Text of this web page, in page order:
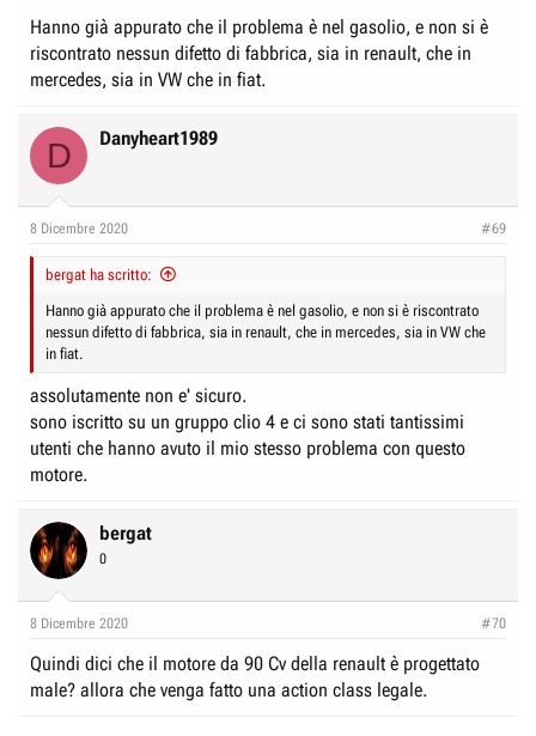
Hanno già appurato che il problema è nel gasolio, e non si è
riscontrato nessun difetto di fabbrica, sia in renault, che in
mercedes, sia in VW che in fiat.
D Danyheart1989
8 Dicembre 2020 #69
bergat ha scritto:
Hanno già appurato che il problema è nel gasolio, e non si è riscontrato
nessun difetto di fabbrica, sia in renault, che in mercedes, sia in VW che
in fiat.
assolutamente non e' sicuro.
sono iscritto su un gruppo clio 4 e ci sono stati tantissimi
utenti che hanno avuto il mio stesso problema con questo
motore.
bergat
0
8 Dicembre 2020 #70
Quindi dici che il motore da 90 Cv della renault è progettato
male? allora che venga fatto una action class legale.